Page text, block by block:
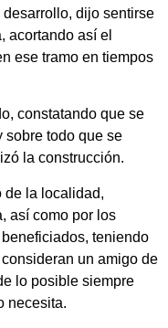
dijo sentirse
acortando así el
ese tramo en tiempos
constatando que se
sobre todo que se
la construcción.
de la localidad,
así como por los
teniendo
un amigo de
lo posible siempre
necesita.